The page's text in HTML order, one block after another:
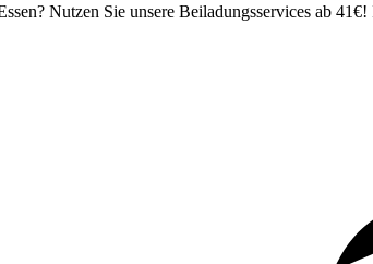
Nutzen Sie unsere Beiladungsservices ab